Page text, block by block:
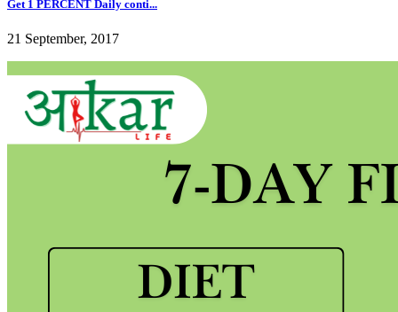
Get 1 PERCENT Daily conti...
21 September, 2017